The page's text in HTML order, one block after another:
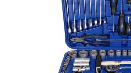
Габариты упаковки: 330x250x70
4,460 г